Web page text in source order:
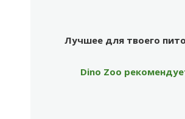
Продукт
Лучшее для твоего
Dino Zoo